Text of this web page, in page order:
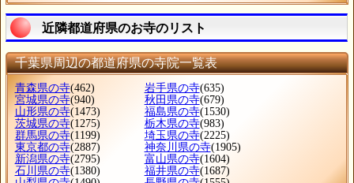
近隣都道府県のお寺のリスト
千葉県周辺の都道府県の寺院一覧表
青森県の寺(462) 岩手県の寺(635)
宮城県の寺(940) 秋田県の寺(679)
山形県の寺(1473) 福島県の寺(1530)
茨城県の寺(1275) 栃木県の寺(983)
群馬県の寺(1199) 埼玉県の寺(2225)
東京都の寺(2887) 神奈川県の寺(1905)
新潟県の寺(2795) 富山県の寺(1604)
石川県の寺(1380) 福井県の寺(1687)